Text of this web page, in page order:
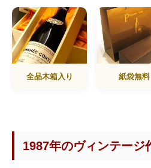
全品木箱入り 紙袋無料
1987年のヴィンテージ